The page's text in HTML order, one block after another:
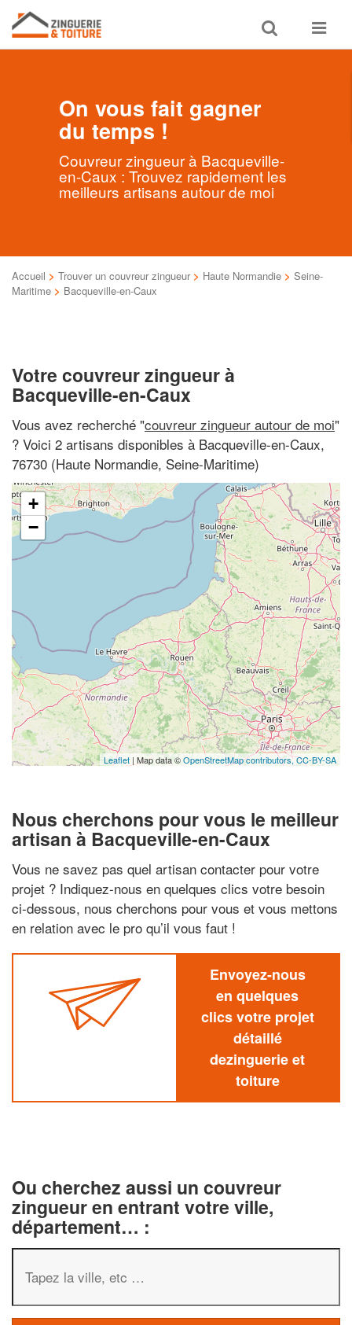
Toggle
search
Toggle
On vous fait gagner
du temps !
Couvreur zingueur à Bacqueville-
en-Caux : Trouvez rapidement les
meilleurs artisans autour de moi
Accueil > Trouver un couvreur zingueur > Haute Normandie > Seine-
Maritime > Bacqueville-en-Caux
Votre couvreur zingueur à
Bacqueville-en-Caux
Vous avez recherché "couvreur zingueur autour de moi"
? Voici 2 artisans disponibles à Bacqueville-en-Caux,
76730 (Haute Normandie, Seine-Maritime)
+
−
Leaflet | Map data ©OpenStreetMap contributors,CC-BY-SA
Nous cherchons pour vous le meilleur
artisan à Bacqueville-en-Caux
Vous ne savez pas quel artisan contacter pour votre
projet ? Indiquez-nous en quelques clics votre besoin
ci-dessous, nous cherchons pour vous et vous mettons
en relation avec le pro qu’il vous faut !
Envoyez-nous
en quelques
clics votre projet
détaillé
dezinguerie et
toiture
Ou cherchez aussi un couvreur
zingueur en entrant votre ville,
département… :